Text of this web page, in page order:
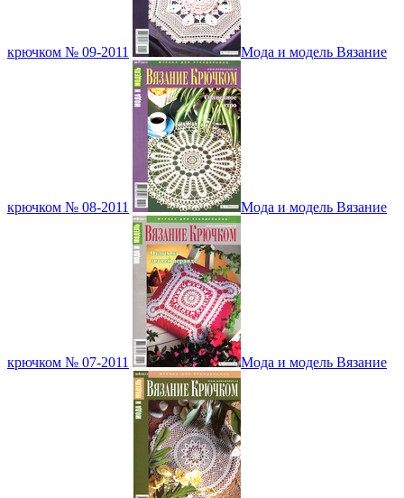
крючком № 09-2011 Мода и модель Вязание
крючком № 08-2011 Мода и модель Вязание
крючком № 07-2011 Мода и модель Вязание